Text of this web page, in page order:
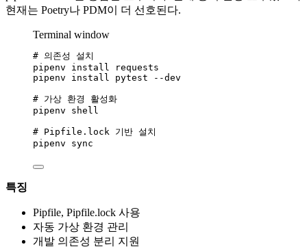
현재는 Poetry나 PDM이 더 선호된다.
Terminal window
# 의존성 설치
pipenv
install
requests
pipenv
install pytest --dev
# 가상 환경 활성화
pipenv
shell
# Pipfile.lock 기반 설치
pipenv
sync
특징
Pipfile, Pipfile.lock 사용
자동 가상 환경 관리
개발 의존성 분리 지원